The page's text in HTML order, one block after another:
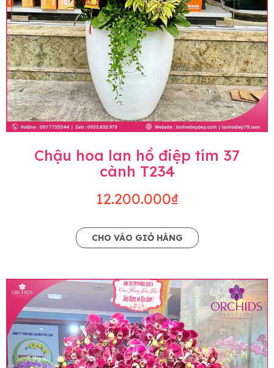
Chậu hoa lan hồ điệp tím 37
cành T234
12.200.000₫
CHO VÀO GIỎ HÀNG